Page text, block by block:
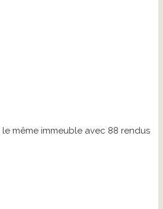
même immeuble avec 88 rendus